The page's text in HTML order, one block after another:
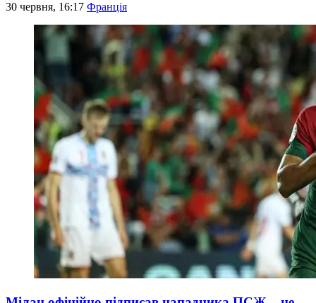
30 червня, 16:17 Франція